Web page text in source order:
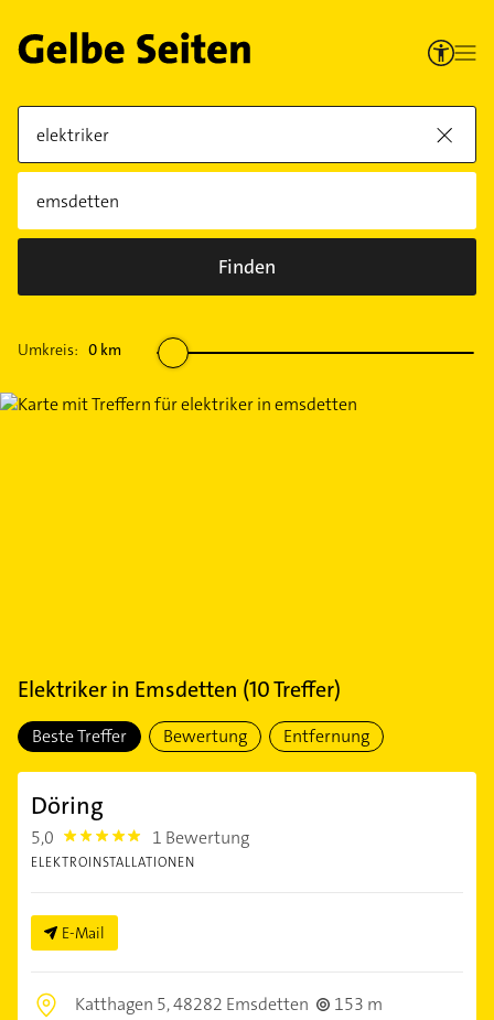
Finden
Umkreis: 0 km
Elektrikerin Emsdetten (10Treffer)
Beste Treffer Bewertung Entfernung
Döring
5,0 5.0 1 Bewertung
ELEKTROINSTALLATIONEN
E-Mail
Katthagen 5,48282 Emsdetten
153 m